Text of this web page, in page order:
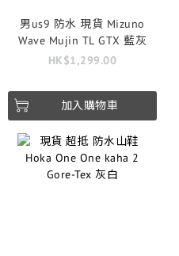
男us9 防水 現貨 Mizuno
Wave Mujin TL GTX 藍灰
HK$1,299.00
加入購物車